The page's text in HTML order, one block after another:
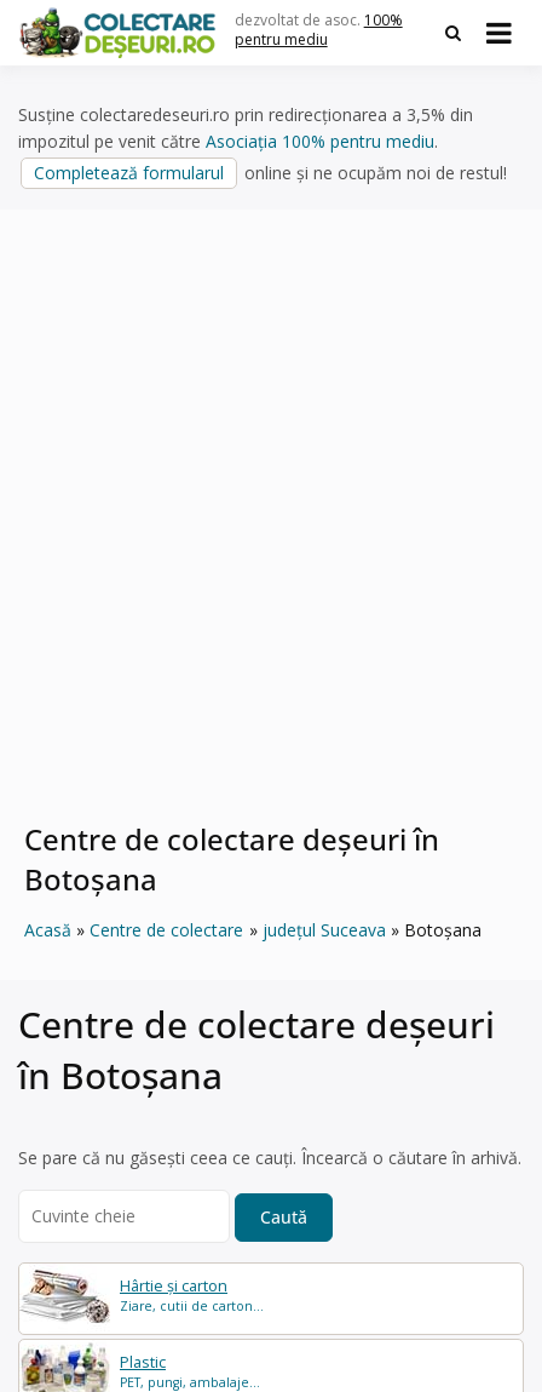
content
dezvoltat de asoc. 100%
pentru mediu
Susține colectaredeseuri.ro prin redirecționarea a 3,5% din
impozitul pe venit către Asociația 100% pentru mediu.
Completează formularul
online și ne ocupăm noi de restul!
Centre de colectare deșeuri în
Botoşana
Acasă Centre de colectare județul Suceava Botoşana
Hârtie și carton
Ziare, cutii de carton...
Plastic
PET, pungi, ambalaje...
Centre de colectare deșeuri
în Botoşana
Se pare că nu găsești ceea ce cauți. Încearcă o căutare în arhivă.
for: